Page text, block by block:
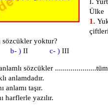
1.
sözcükler yoktur?
b- ) II c- ) III
sözcükler
anlamdadır.
anlamı taşır.
harflerle yazılır.